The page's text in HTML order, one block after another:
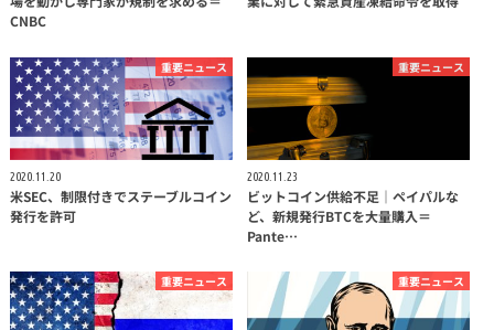
CNBC
重要ニュース
2020.11.20
米SEC、制限付きでステーブルコイン
発行を許可
重要ニュース
2020.11.23
ビットコイン供給不足｜ペイパルな
ど、新規発行BTCを大量購入＝
Pante…
重要ニュース 重要ニュース